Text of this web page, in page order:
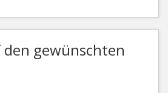
den gewünschten